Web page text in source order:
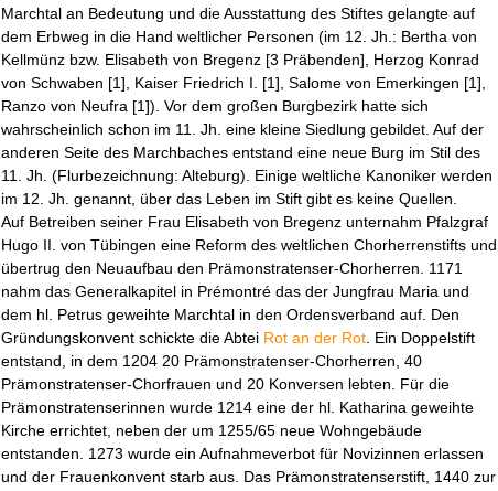
Marchtal an Bedeutung und die Ausstattung des Stiftes gelangte auf
dem Erbweg in die Hand weltlicher Personen (im 12. Jh.: Bertha von
Kellmünz bzw. Elisabeth von Bregenz [3 Präbenden], Herzog Konrad
von Schwaben [1], Kaiser Friedrich I. [1], Salome von Emerkingen [1],
Ranzo von Neufra [1]). Vor dem großen Burgbezirk hatte sich
wahrscheinlich schon im 11. Jh. eine kleine Siedlung gebildet. Auf der
anderen Seite des Marchbaches entstand eine neue Burg im Stil des
11. Jh. (Flurbezeichnung: Alteburg). Einige weltliche Kanoniker werden
im 12. Jh. genannt, über das Leben im Stift gibt es keine Quellen.
Auf Betreiben seiner Frau Elisabeth von Bregenz unternahm Pfalzgraf
Hugo II. von Tübingen eine Reform des weltlichen Chorherrenstifts und
übertrug den Neuaufbau den Prämonstratenser-Chorherren. 1171
nahm das Generalkapitel in Prémontré das der Jungfrau Maria und
dem hl. Petrus geweihte Marchtal in den Ordensverband auf. Den
Gründungskonvent schickte die Abtei Rot an der Rot. Ein Doppelstift
entstand, in dem 1204 20 Prämonstratenser-Chorherren, 40
Prämonstratenser-Chorfrauen und 20 Konversen lebten. Für die
Prämonstratenserinnen wurde 1214 eine der hl. Katharina geweihte
Kirche errichtet, neben der um 1255/65 neue Wohngebäude
entstanden. 1273 wurde ein Aufnahmeverbot für Novizinnen erlassen
und der Frauenkonvent starb aus. Das Prämonstratenserstift, 1440 zur